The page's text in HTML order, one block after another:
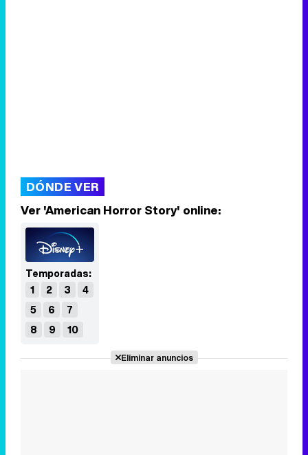
DÓNDE VER
Ver 'American Horror Story' online:
Temporadas:
1
2 3
4
5
6
7
8
9 10
Eliminar anuncios